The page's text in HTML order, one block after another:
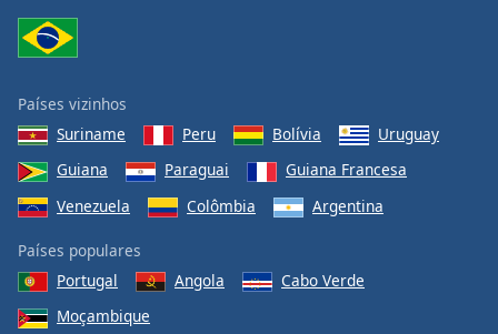
Países vizinhos
Suriname
Peru Bolívia
Uruguay
Guiana
Paraguai
Guiana Francesa
Venezuela
Colômbia Argentina
Países populares
Portugal
Angola
Cabo Verde
Moçambique